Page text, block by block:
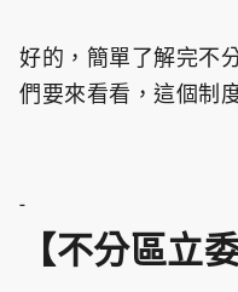
好的，簡單了解完不
們要來看看，這個制
-
【不分區立